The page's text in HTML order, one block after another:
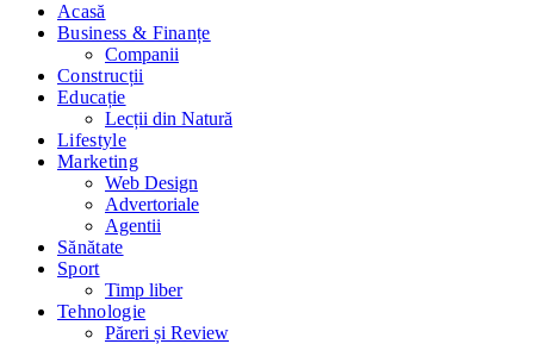
Acasă
Business & Finanțe
Companii
Construcții
Educație
Lecții din Natură
Lifestyle
Marketing
Web Design
Advertoriale
Agentii
Sănătate
Sport
Timp liber
Tehnologie
Păreri și Review